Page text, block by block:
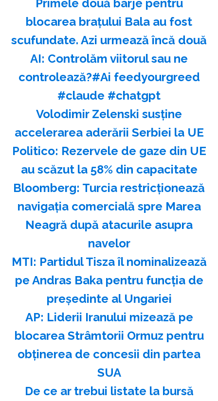
Primele două barje pentru
blocarea brațului Bala au fost
scufundate. Azi urmează încă două
AI: Controlăm viitorul sau ne
controlează?#Ai feedyourgreed
#claude #chatgpt
Volodimir Zelenski susţine
accelerarea aderării Serbiei la UE
Politico: Rezervele de gaze din UE
au scăzut la 58% din capacitate
Bloomberg: Turcia restricţionează
navigaţia comercială spre Marea
Neagră după atacurile asupra
navelor
MTI: Partidul Tisza îl nominalizează
pe Andras Baka pentru funcţia de
preşedinte al Ungariei
AP: Liderii Iranului mizează pe
blocarea Strâmtorii Ormuz pentru
obţinerea de concesii din partea
SUA
️De ce ar trebui listate la bursă